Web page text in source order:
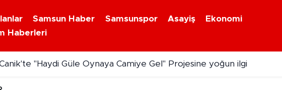
Samsun Haber Samsunspor Asayiş
Ekonomi
Haberleri
"Haydi Güle Oynaya Camiye Gel" Projesine yoğun ilgi